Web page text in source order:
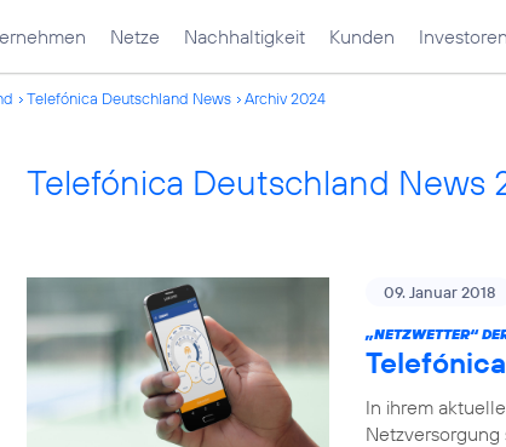
Netze Nachhaltigkeit Kunden Investoren
Telefónica Deutschland News Archiv 2024
Telefónica Deutschland News
09. Januar 2018
„NETZWETTER“
In ihrem